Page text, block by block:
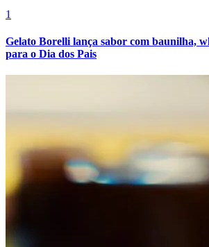
1
Gelato Borelli lança sabor com baunilha,
para o Dia dos Pais